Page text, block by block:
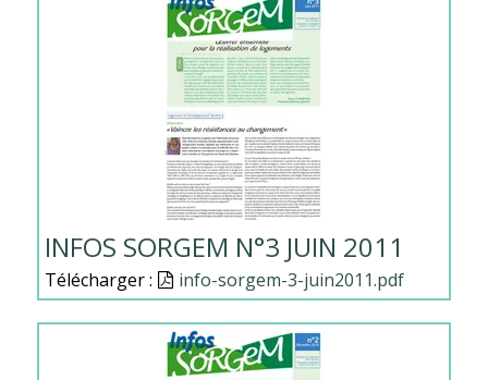
INFOS SORGEM N°3 JUIN 2011
Télécharger : Document
info-sorgem-3-juin2011.pdf